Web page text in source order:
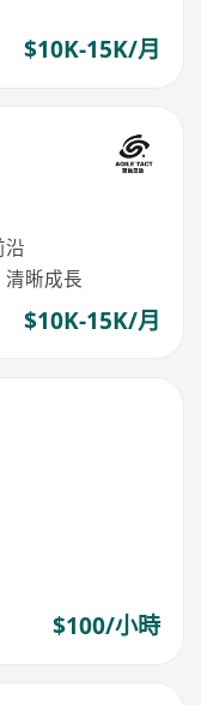
$10K-15K/月
沿
晰成長
$10K-15K/月
$100/小時